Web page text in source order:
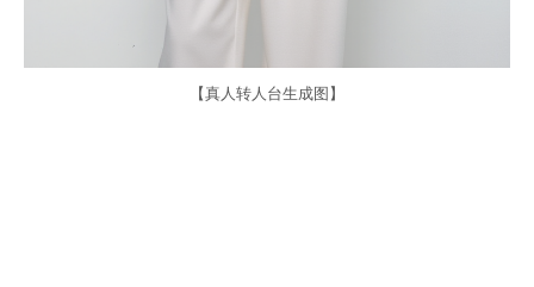
【真人转人台生成图】